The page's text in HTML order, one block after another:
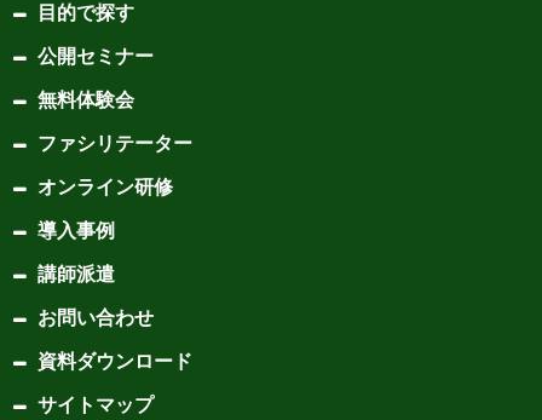
目的で探す
公開セミナー
無料体験会
ファシリテーター
オンライン研修
導入事例
講師派遣
お問い合わせ
資料ダウンロード
サイトマップ